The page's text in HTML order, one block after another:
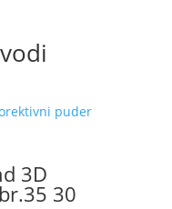
3D
30